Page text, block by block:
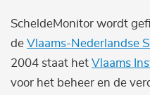
ScheldeMonitor wordt
de Vlaams-Nederlandse
2004 staat het Vlaams
voor het beheer en de